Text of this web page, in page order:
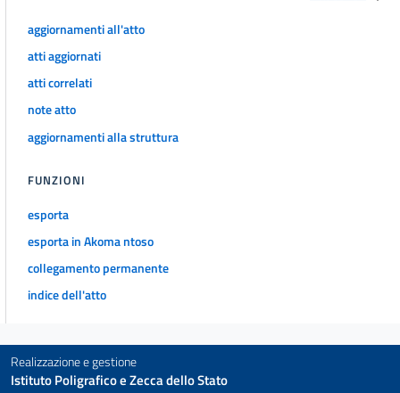
18
19
20
21
23
24
24 bis
25
26
28
29
aggiornamenti all'atto
atti aggiornati
atti correlati
note atto
aggiornamenti alla struttura
FUNZIONI
esporta
esporta in Akoma ntoso
collegamento permanente
indice dell'atto
Realizzazione e gestione
Istituto Poligrafico e Zecca dello Stato